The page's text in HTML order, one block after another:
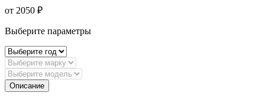
от 2050 ₽
Выберите параметры
Описание